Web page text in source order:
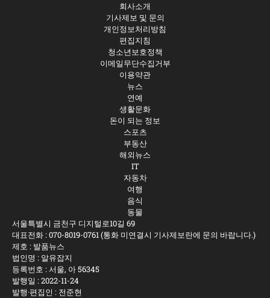
회사소개
기사제보 및 문의
개인정보처리방침
편집지침
청소년보호정책
이메일무단수집거부
이용약관
뉴스
연예
생활문화
돈이 되는 정보
스포츠
부동산
해외뉴스
IT
자동차
여행
음식
동물
서울특별시 금천구 디지털로10길 69
대표전화 :070-8019-0761(통화 미연결시 기사제보란에 문의 바랍니다.)
제호 : 발품뉴스
법인명 : 알유잡지
등록번호 : 서울, 아 56345
발행일 : 2022-11-24
발행·편집인 : 전준현